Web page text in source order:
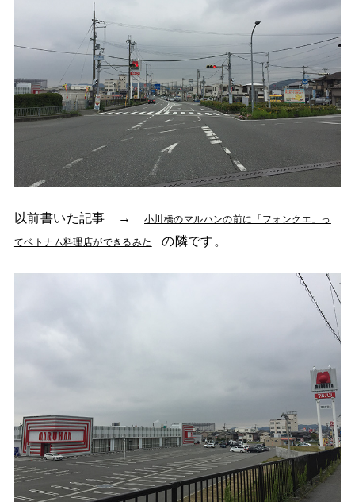
以前書いた記事 →小川橋のマルハンの前に「フォンクエ」っ
てベトナム料理店ができるみた の隣です。